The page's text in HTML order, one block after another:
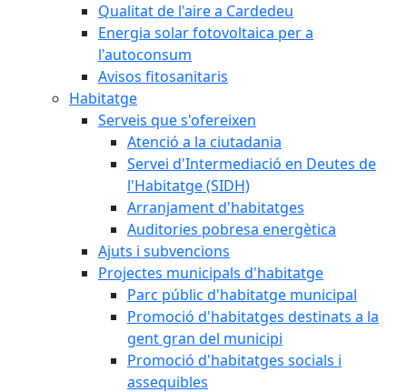
Qualitat de l'aire a Cardedeu
Energia solar fotovoltaica per a
l'autoconsum
Avisos fitosanitaris
Habitatge
Serveis que s'ofereixen
Atenció a la ciutadania
Servei d'Intermediació en Deutes de
l'Habitatge (SIDH)
Arranjament d'habitatges
Auditories pobresa energètica
Ajuts i subvencions
Projectes municipals d'habitatge
Parc públic d'habitatge municipal
Promoció d'habitatges destinats a la
gent gran del municipi
Promoció d'habitatges socials i
assequibles